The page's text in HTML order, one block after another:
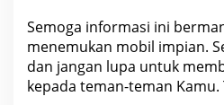
Semoga informasi ini
menemukan mobil impian.
dan jangan lupa untuk
kepada teman-teman Kamu.